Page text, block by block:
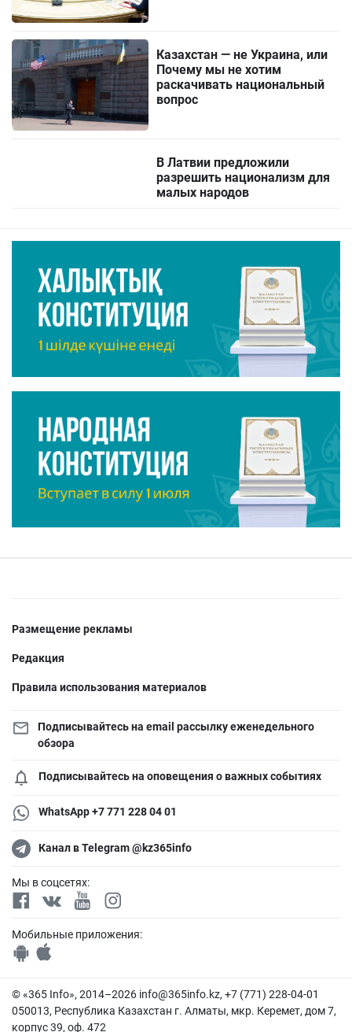
Казахстан — не Украина, или
Почему мы не хотим
раскачивать национальный
вопрос
В Латвии предложили
разрешить национализм для
малых народов
Размещение рекламы
Редакция
Правила использования материалов
Подписывайтесь на email рассылку еженедельного
обзора
Подписывайтесь на оповещения о важных событиях
WhatsApp +7 771 228 04 01
Канал в Telegram @kz365info
Мы в соцсетях:
Мобильные приложения:
© «365 Info», 2014–2026 info@365info.kz, +7 (771) 228-04-01
050013, Республика Казахстан г. Алматы, мкр. Керемет, дом 7,
корпус 39, оф. 472